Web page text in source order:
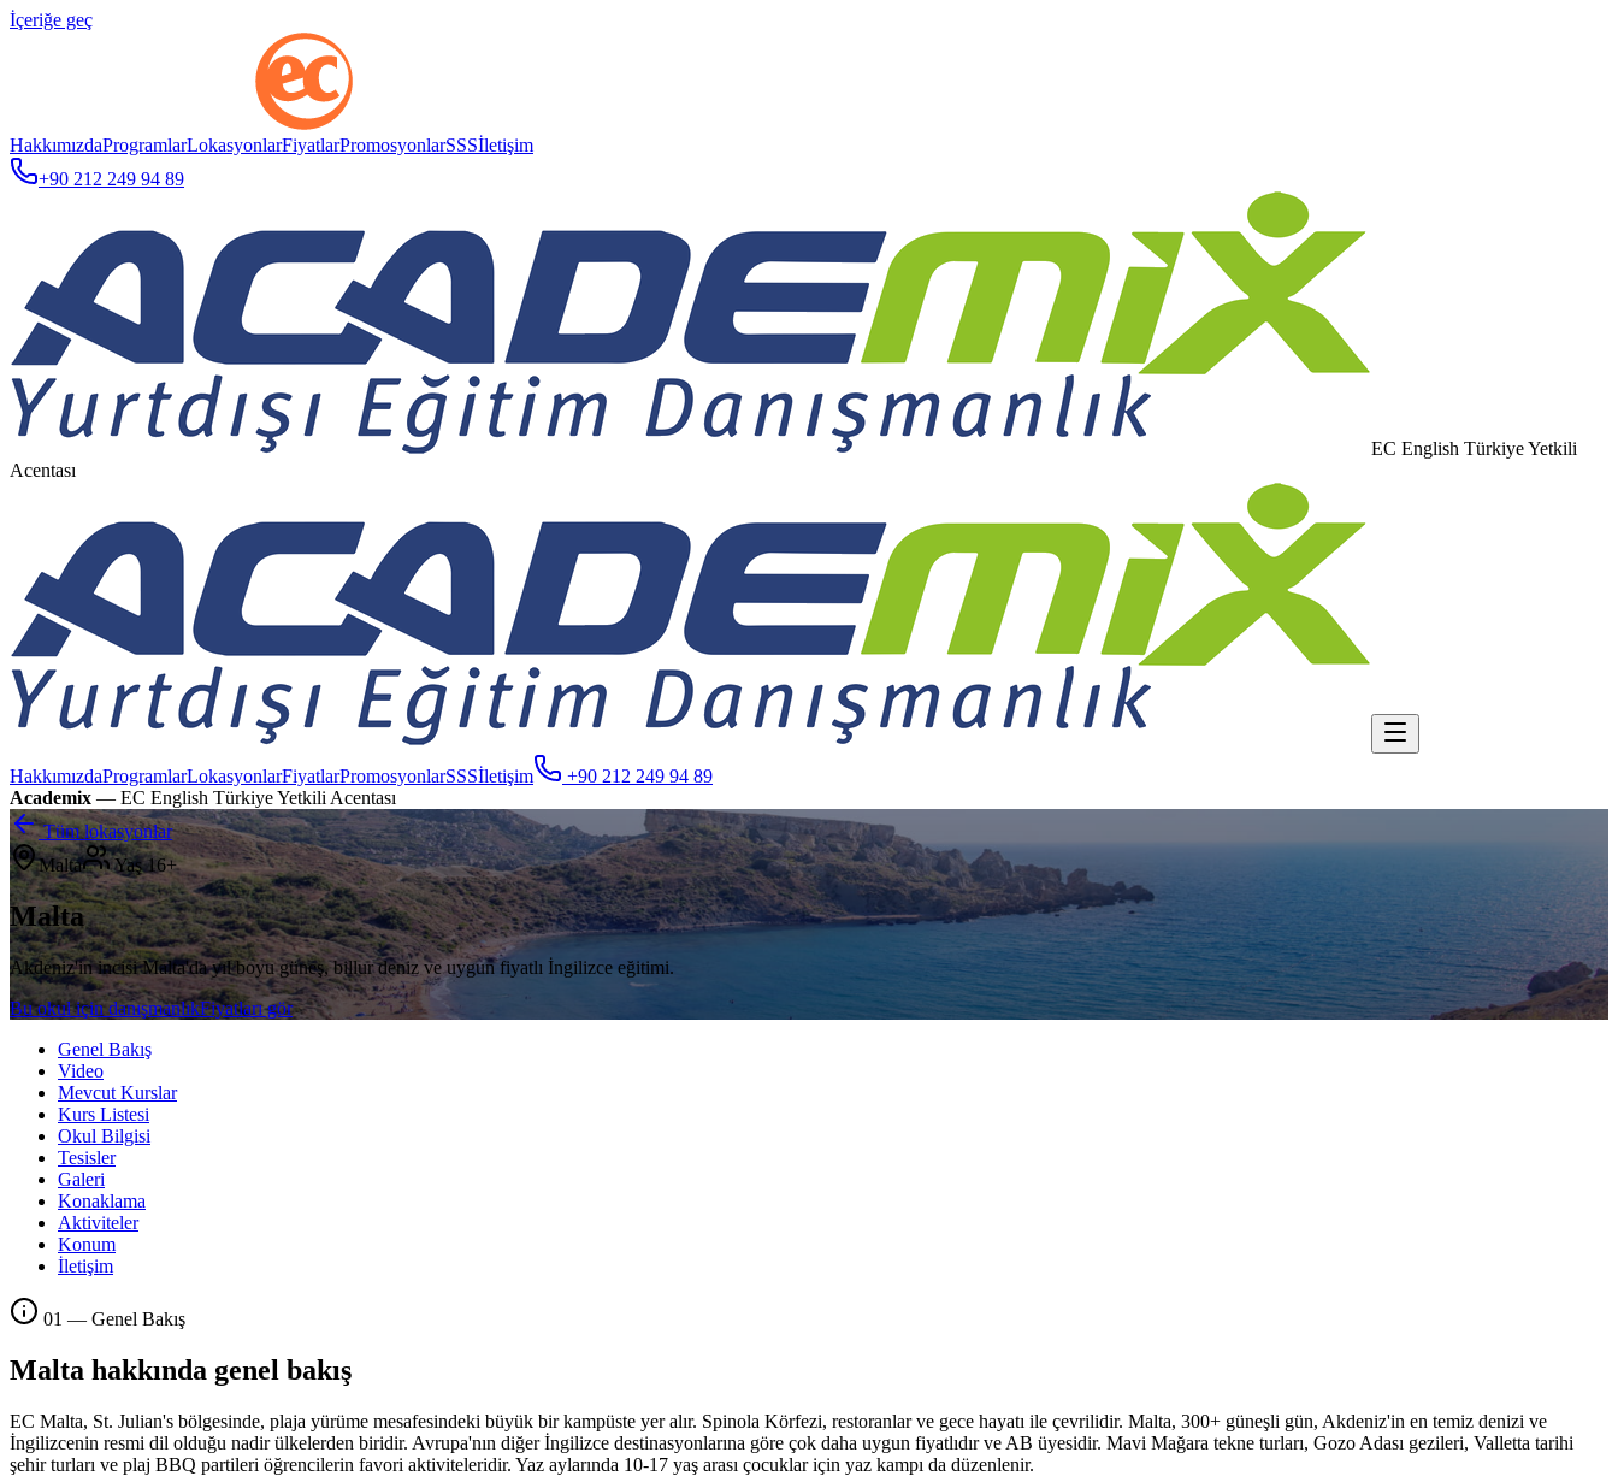
İçeriğe geç
HakkımızdaProgramlarLokasyonlarFiyatlarPromosyonlarSSSİletişim
+90 212 249 94 89
EC English Türkiye Yetkili
Acentası
HakkımızdaProgramlarLokasyonlarFiyatlarPromosyonlarSSSİletişim
+90 212 249 94 89
Academix — EC English Türkiye Yetkili Acentası
Tüm lokasyonlar
Malta
Yaş16+
Malta
Akdeniz'in incisi Malta'da yıl boyu güneş, billur deniz ve uygun fiyatlı İngilizce eğitimi.
Bu okul için danışmanlıkFiyatları gör
Genel Bakış
Video
Mevcut Kurslar
Kurs Listesi
Okul Bilgisi
Tesisler
Galeri
Konaklama
Aktiviteler
Konum
İletişim
01 — Genel Bakış
Malta hakkında genel bakış
EC Malta, St. Julian's bölgesinde, plaja yürüme mesafesindeki büyük bir kampüste yer alır. Spinola Körfezi, restoranlar ve gece hayatı ile çevrilidir. Malta, 300+ güneşli gün, Akdeniz'in en temiz denizi ve
İngilizcenin resmi dil olduğu nadir ülkelerden biridir. Avrupa'nın diğer İngilizce destinasyonlarına göre çok daha uygun fiyatlıdır ve AB üyesidir. Mavi Mağara tekne turları, Gozo Adası gezileri, Valletta tarihi
şehir turları ve plaj BBQ partileri öğrencilerin favori aktiviteleridir. Yaz aylarında 10-17 yaş arası çocuklar için yaz kampı da düzenlenir.